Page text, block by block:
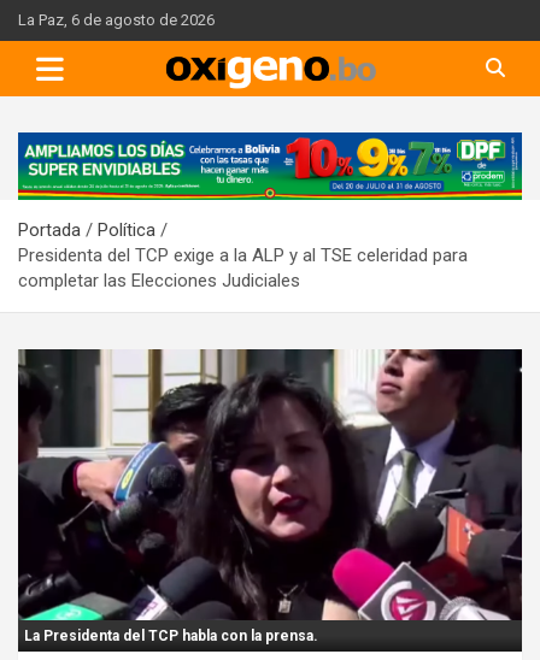
Skip
to
content
La Paz, 6 de agosto de 2026
A
d
e
r
t
s
m
e
n
Portada
Política
Presidenta del TCP exige a la ALP y al TSE celeridad para
completar las Elecciones Judiciales
La Presidenta del TCP habla con la prensa.